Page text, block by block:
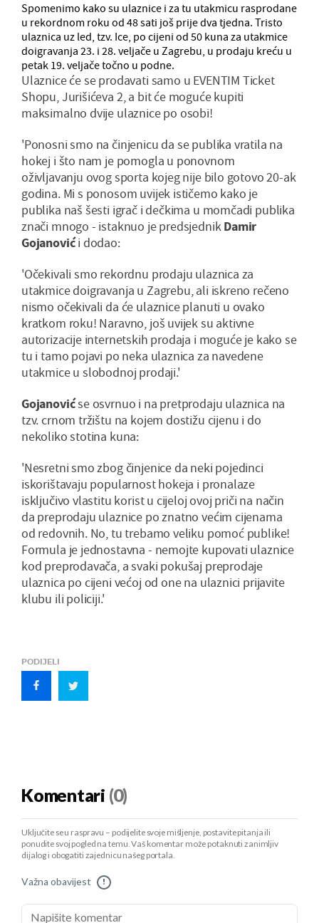
Spomenimo kako su ulaznice i za tu utakmicu rasprodane
u rekordnom roku od 48 sati još prije dva tjedna. Tristo
ulaznica uz led, tzv. Ice, po cijeni od 50 kuna za utakmice
doigravanja 23. i 28. veljače u Zagrebu, u prodaju kreću u
petak 19. veljače točno u podne.
Ulaznice će se prodavati samo u EVENTIM Ticket
Shopu, Jurišićeva 2, a bit će moguće kupiti
maksimalno dvije ulaznice po osobi!
'Ponosni smo na činjenicu da se publika vratila na
hokej i što nam je pomogla u ponovnom
oživljavanju ovog sporta kojeg nije bilo gotovo 20-ak
godina. Mi s ponosom uvijek ističemo kako je
publika naš šesti igrač i dečkima u momčadi publika
znači mnogo - istaknuo je predsjednikDamir
Gojanovići dodao:
'Očekivali smo rekordnu prodaju ulaznica za
utakmice doigravanja u Zagrebu, ali iskreno rečeno
nismo očekivali da će ulaznice planuti u ovako
kratkom roku! Naravno, još uvijek su aktivne
autorizacije internetskih prodaja i moguće je kako se
tu i tamo pojavi po neka ulaznica za navedene
utakmice u slobodnoj prodaji.'
Gojanovićse osvrnuo i na pretprodaju ulaznica na
tzv. crnom tržištu na kojem dostižu cijenu i do
nekoliko stotina kuna:
'Nesretni smo zbog činjenice da neki pojedinci
iskorištavaju popularnost hokeja i pronalaze
isključivo vlastitu korist u cijeloj ovoj priči na način
da preprodaju ulaznice po znatno većim cijenama
od redovnih. No, tu trebamo veliku pomoć publike!
Formula je jednostavna - nemojte kupovati ulaznice
kod preprodavača, a svaki pokušaj preprodaje
ulaznica po cijeni većoj od one na ulaznici prijavite
klubu ili policiji.'
PODIJELI
Komentari (0)
Uključite se u raspravu – podijelite svoje mišljenje, postavite pitanja ili
ponudite svoj pogled na temu. Vaš komentar može potaknuti zanimljiv
dijalog i obogatiti zajednicu našeg portala.
Važna obavijest !